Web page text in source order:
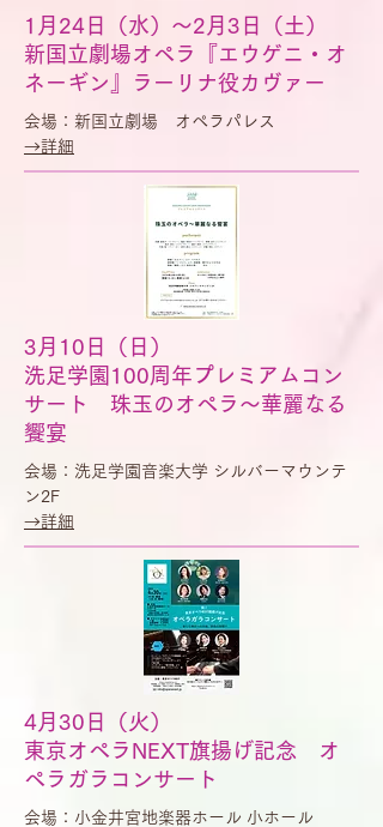
1月24日（水）〜2月3日（土）
新国立劇場オペラ『エウゲニ・オ
ネーギン』ラーリナ役カヴァー
会場：新国立劇場 オペラパレス
​→詳細
3月10日（日）
洗足学園100周年プレミアムコン
サート 珠玉のオペラ〜華麗なる
饗宴
会場：洗足学園音楽大学 シルバーマウンテ
ン2F
​→詳細
4月30日（火）
東京オペラNEXT旗揚げ記念 オ
ペラガラコンサート
会場：小金井宮地楽器ホール 小ホール